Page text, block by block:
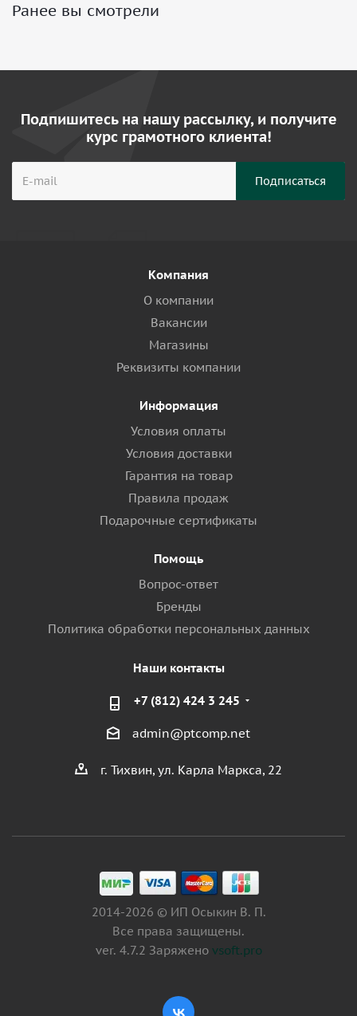
Ранее вы смотрели
Подпишитесь на нашу рассылку, и получите
курс грамотного клиента!
Компания
О компании
Вакансии
Магазины
Реквизиты компании
Информация
Условия оплаты
Условия доставки
Гарантия на товар
Правила продаж
Подарочные сертификаты
Помощь
Вопрос-ответ
Бренды
Политика обработки персональных данных
Наши контакты
+7 (812) 424 3 245
admin@ptcomp.net
г. Тихвин, ул. Карла Маркса, 22
2014-2026 © ИП Осыкин В. П.
Все права защищены.
ver. 4.7.2 Заряжено vsoft.pro